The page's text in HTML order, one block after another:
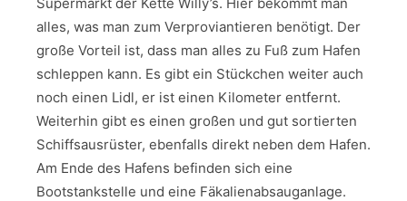
alles, was man zum Verproviantieren benötigt. Der
große Vorteil ist, dass man alles zu Fuß zum Hafen
schleppen kann. Es gibt ein Stückchen weiter auch
noch einen Lidl, er ist einen Kilometer entfernt.
Weiterhin gibt es einen großen und gut sortierten
Schiffsausrüster, ebenfalls direkt neben dem Hafen.
Am Ende des Hafens befinden sich eine
Bootstankstelle und eine Fäkalienabsauganlage.